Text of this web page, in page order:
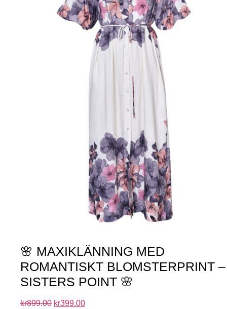
🌸 MAXIKLÄNNING MED
ROMANTISKT BLOMSTERPRINT –
SISTERS POINT 🌸
kr899.00 kr399.00